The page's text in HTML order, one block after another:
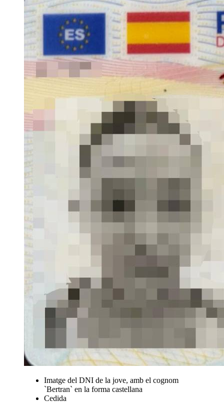
Imatge del DNI de la jove, amb el cognom
`Bertran` en la forma castellana
Cedida